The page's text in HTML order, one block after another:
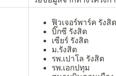
ฟิวเจอร์พาร์ค รังสิต
บิ๊กซี รังสิต
เซียร์ รังสิต
ม.รังสิต
รพ.เปาโล รังสิต
รพ.เอกปทุม